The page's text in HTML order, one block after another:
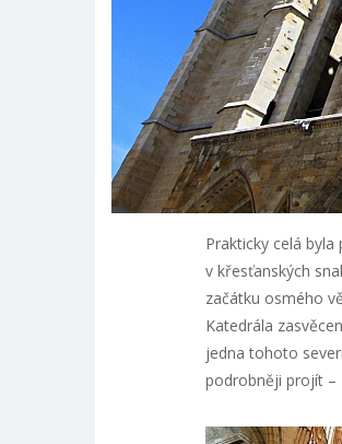
Prakticky celá
v křesťanských
začátku osmého
Katedrála
jedna tohoto
podrobněji projít –